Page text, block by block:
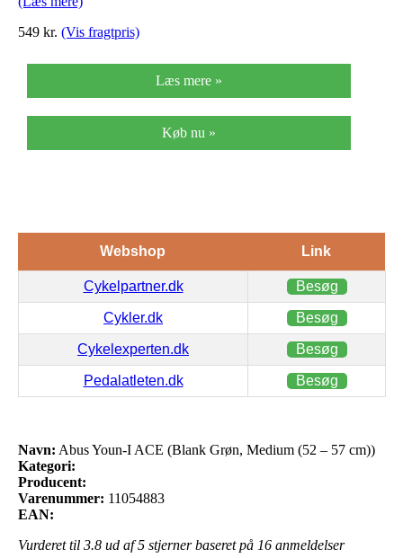
549 kr. (Vis fragtpris)
Læs mere »
Køb nu »
Webshop Link
Cykelpartner.dk Besøg
Cykler.dk Besøg
Cykelexperten.dk Besøg
Pedalatleten.dk Besøg
Navn: Abus Youn-I ACE (Blank Grøn, Medium (52 – 57 cm))
Kategori:
Producent:
Varenummer: 11054883
EAN:
Vurderet til 3.8 ud af 5 stjerner baseret på 16 anmeldelser